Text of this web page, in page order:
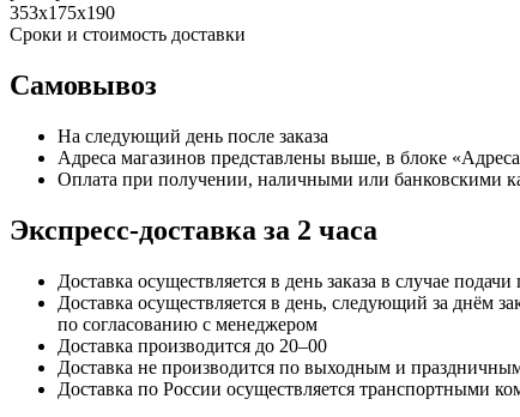
353х175х190
Сроки и стоимость доставки
Самовывоз
На следующий день после заказа
Адреса магазинов представлены выше, в блоке
Оплата при получении, наличными или банковскими
Экспресс-доставка за 2 часa
Доставка осуществляется в день заказа в случае
Доставка осуществляется в день, следующий за днём
по согласованию с менеджером
Доставка производится до 20–00
Доставка не производится по выходным и
Доставка по России осуществляется транспортными